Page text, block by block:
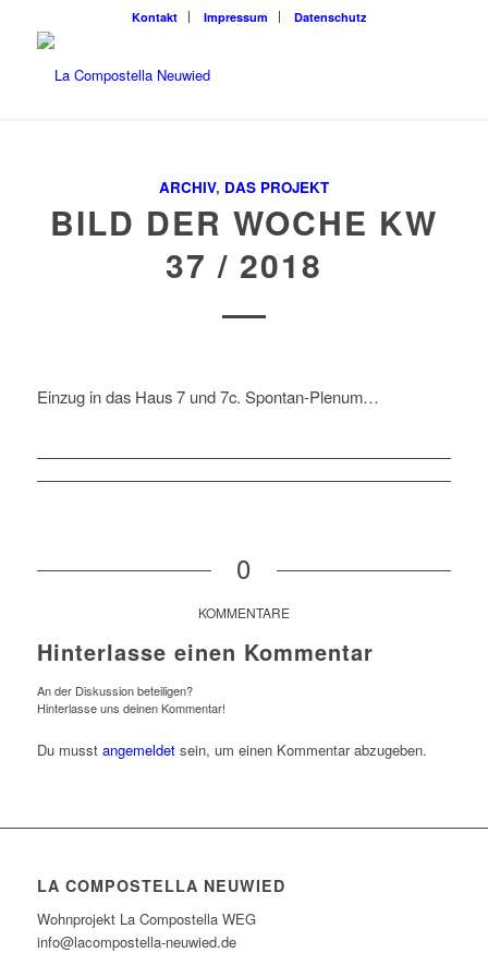
Kontakt Impressum Datenschutz
ARCHIV, DAS PROJEKT
BILD DER WOCHE KW
37 / 2018
Einzug in das Haus 7 und 7c. Spontan-Plenum…
0
KOMMENTARE
Hinterlasse einen Kommentar
An der Diskussion beteiligen?
Hinterlasse uns deinen Kommentar!
Du musst angemeldetsein, um einen Kommentar abzugeben.
LA COMPOSTELLA NEUWIED
Wohnprojekt La Compostella WEG
info@lacompostella-neuwied.de